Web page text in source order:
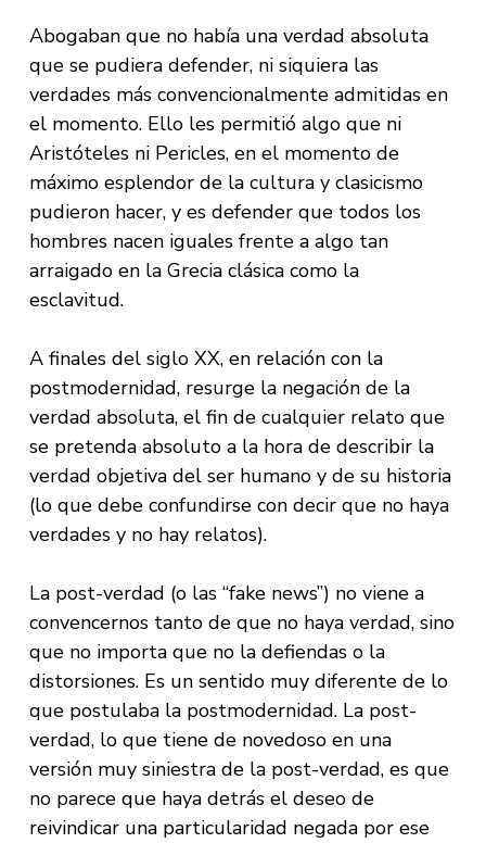
Abogaban que no había una verdad absoluta
que se pudiera defender, ni siquiera las
verdades más convencionalmente admitidas en
el momento. Ello les permitió algo que ni
Aristóteles ni Pericles, en el momento de
máximo esplendor de la cultura y clasicismo
pudieron hacer, y es defender que todos los
hombres nacen iguales frente a algo tan
arraigado en la Grecia clásica como la
esclavitud.
A finales del siglo XX, en relación con la
postmodernidad, resurge la negación de la
verdad absoluta, el fin de cualquier relato que
se pretenda absoluto a la hora de describir la
verdad objetiva del ser humano y de su historia
(lo que debe confundirse con decir que no haya
verdades y no hay relatos).
La post-verdad (o las “fake news”) no viene a
convencernos tanto de que no haya verdad, sino
que no importa que no la defiendas o la
distorsiones. Es un sentido muy diferente de lo
que postulaba la postmodernidad. La post-
verdad, lo que tiene de novedoso en una
versión muy siniestra de la post-verdad, es que
no parece que haya detrás el deseo de
reivindicar una particularidad negada por ese